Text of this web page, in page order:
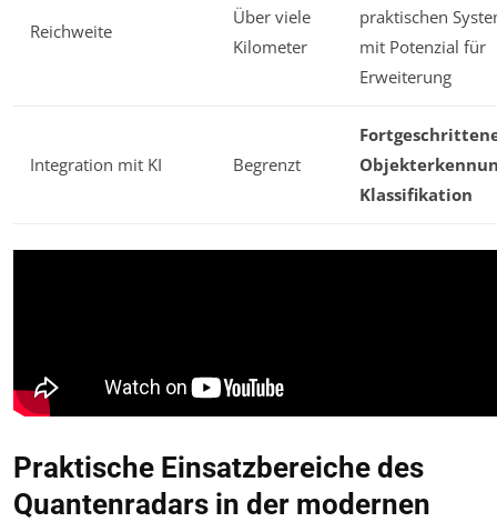
Reichweite
Über viele
Kilometer
praktischen
mit Potenzial für
Erweiterung
Integration mit KI Begrenzt
Klassifikation
Praktische Einsatzbereiche des
Quantenradars in der modernen